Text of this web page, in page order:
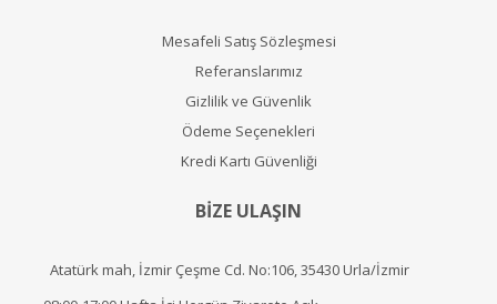
Mesafeli Satış Sözleşmesi
Referanslarımız
Gizlilik ve Güvenlik
Ödeme Seçenekleri
Kredi Kartı Güvenliği
BİZE ULAŞIN
Atatürk mah, İzmir Çeşme Cd. No:106, 35430 Urla/İzmir